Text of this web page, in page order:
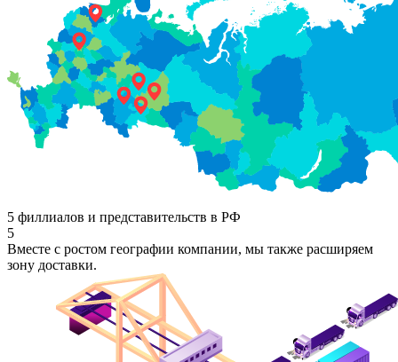
5 филлиалов и представительств в РФ
5
Вместе с ростом географии компании, мы также расширяем
зону доставки.